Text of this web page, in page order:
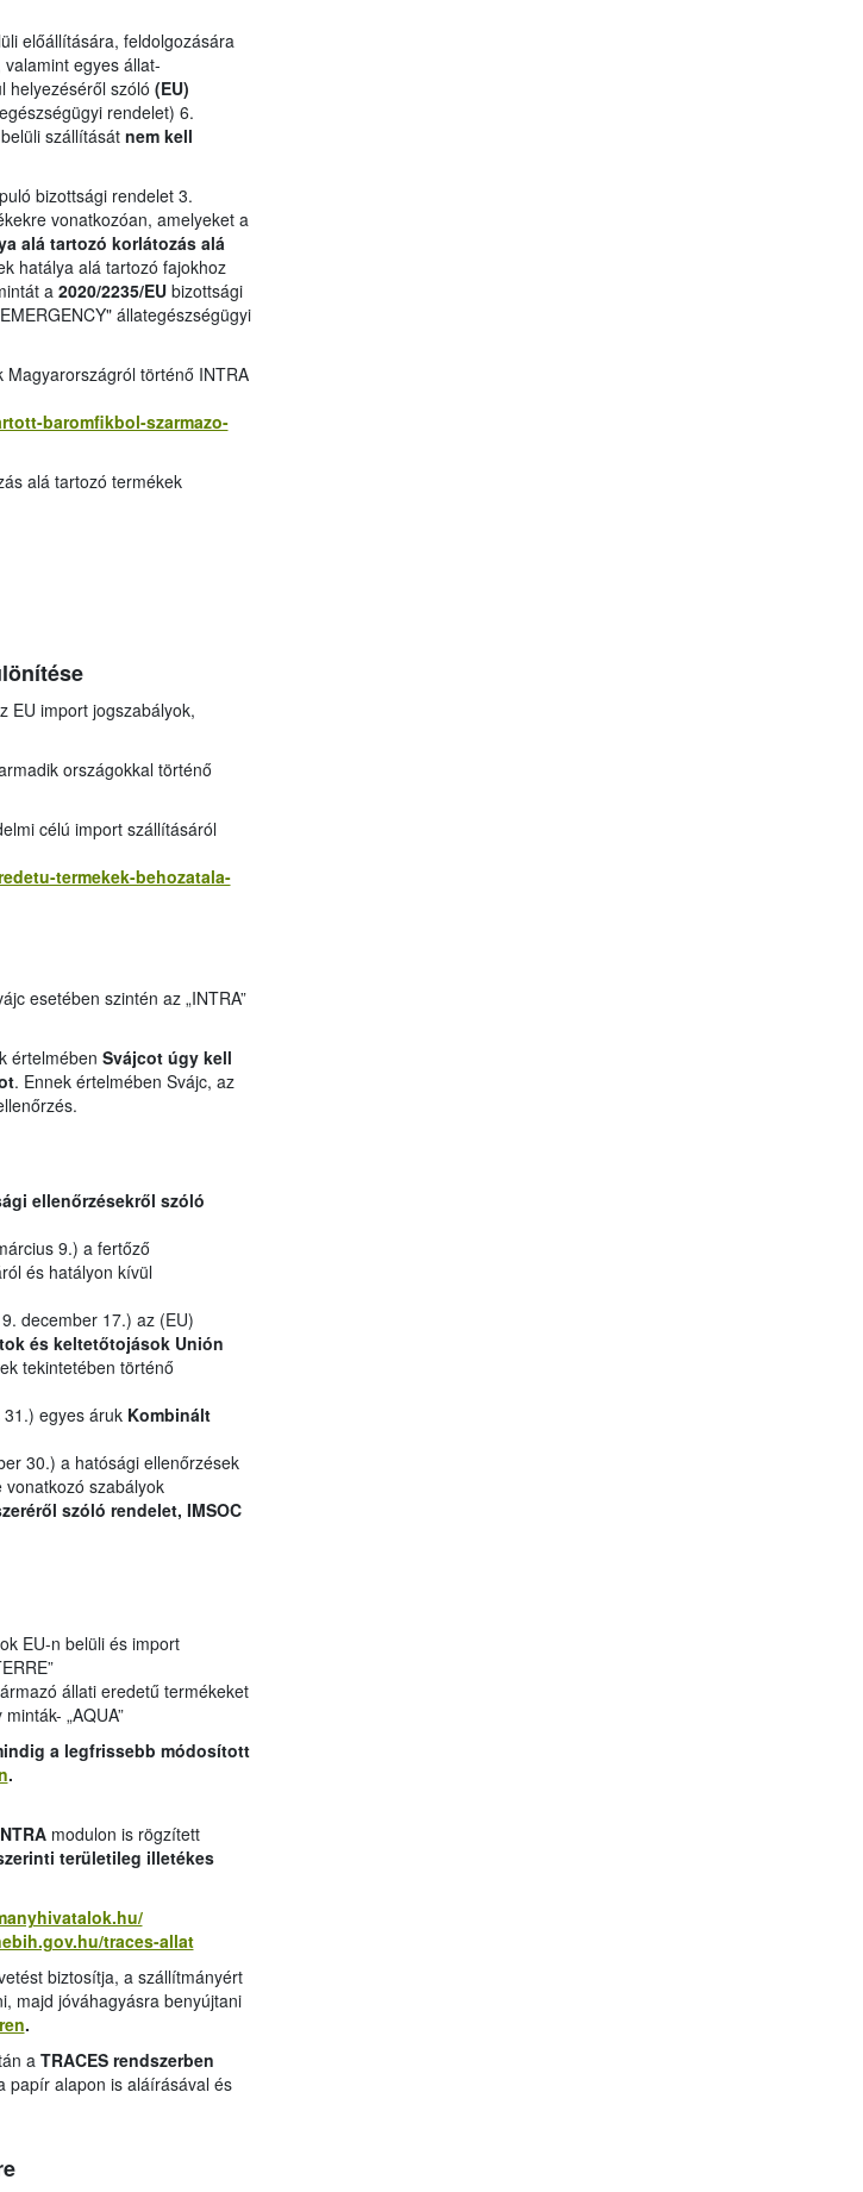
előállítására, feldolgozására
egyes állat-
helyezéséről szóló (EU)
rendelet) 6.
szállításátnem kell
bizottsági rendelet 3.
vonatkozóan, amelyeket a
alá tartozó korlátozás alá
hatálya alá tartozó fajokhoz
a2020/2235/EU bizottsági
állategészségügyi
történő INTRA
baromfikbol-szarmazo-
alá tartozó termékek
EU import jogszabályok,
országokkal történő
célú import szállításáról
termekek-behozatala-
esetében szintén az „INTRA”
értelmében Svájcot úgy kell
. Ennek értelmében Svájc, az
ellenőrzésekről szóló
9.) a fertőző
és hatályon kívül
december 17.) az (EU)
és keltetőtojások Unión
tekintetében történő
egyes áruk Kombinált
30.) a hatósági ellenőrzések
szabályok
szóló rendelet, IMSOC
EU-n belüli és import
állati eredetű termékeket
„AQUA”
a legfrissebb módosított
.
modulon is rögzített
területileg illetékes
traces-allat
biztosítja, a szállítmányért
majd jóváhagyásra benyújtani
.
a TRACES rendszerben
papír alapon is aláírásával és